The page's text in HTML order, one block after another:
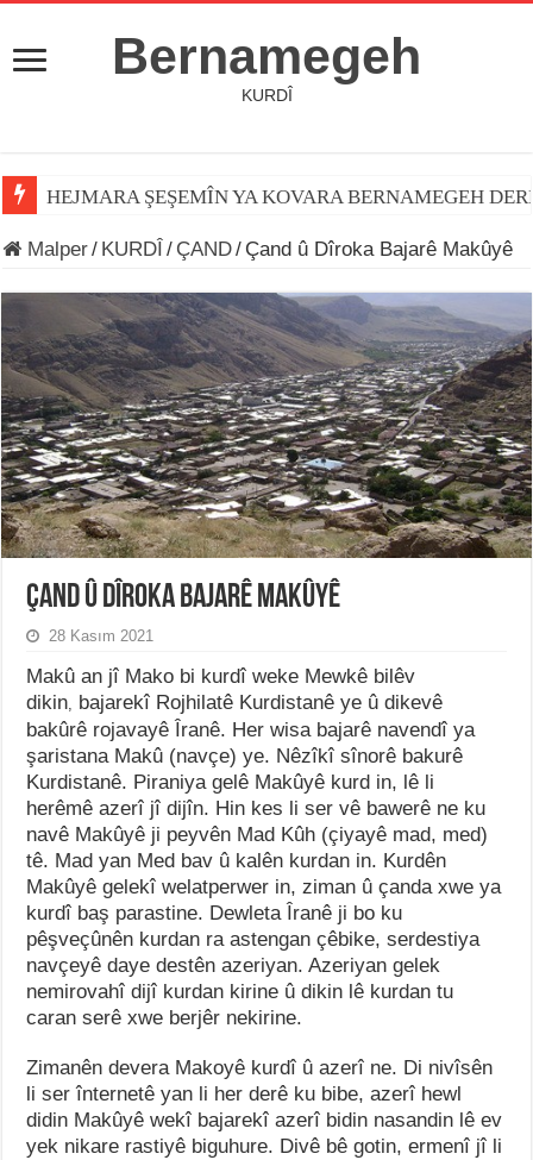
Bernamegeh
KURDÎ
HEJMARA ŞEŞEMÎN YA KOVARA BERNAMEGEH
Malper/ KURDÎ / ÇAND/ Çand û Dîroka Bajarê Makûyê
Çand û Dîroka Bajarê Makûyê
28 Kasım 2021
Makû an jî Mako bi kurdî weke Mewkê bilêv
dikin bajarekî Rojhilatê Kurdistanê ye û dikevê
bakûrê rojavayê Îranê. Her wisa bajarê navendî ya
şaristana Makû (navçe) ye. Nêzîkî sînorê bakurê
Kurdistanê. Piraniya gelê Makûyê kurd in, lê li
herêmê azerî jî dijîn. Hin kes li ser vê bawerê ne ku
navê Makûyê ji peyvên Mad Kûh (çiyayê mad, med)
tê. Mad yan Med bav û kalên kurdan in. Kurdên
Makûyê gelekî welatperwer in, ziman û çanda xwe ya
kurdî baş parastine. Dewleta Îranê ji bo ku
pêşveçûnên kurdan ra astengan çêbike, serdestiya
navçeyê daye destên azeriyan. Azeriyan gelek
nemirovahî dijî kurdan kirine û dikin lê kurdan tu
caran serê xwe berjêr nekirine.
Zimanên devera Makoyê kurdî û azerî ne. Di nivîsên
li ser înternetê yan li her derê ku bibe, azerî hewl
didin Makûyê wekî bajarekî azerî bidin nasandin lê ev
yek nikare rastiyê biguhure. Divê bê gotin, ermenî jî li